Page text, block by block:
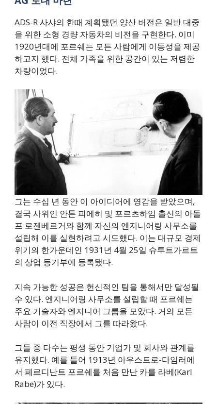
ADS-R 사샤의 한때 계획됐던 양산 버전은 일반 대중
을 위한 소형 경량 자동차의 비전을 구현한다. 이미
1920년대에 포르쉐는 모든 사람에게 이동성을 제공
하고자 했다. 전체 가족을 위한 공간이 있는 저렴한
차량이었다.
그는 수십 년 동안 이 아이디어에 영감을 받았으며,
결국 사위인 안톤 피에히 및 포르츠하임 출신의 아돌
프 로젠베르거와 함께 자신의 엔지니어링 사무소를
설립해 이를 실현하려고 시도했다. 이는 대규모 경제
위기의 한가운데인 1931년 4월 25일 슈투트가르트
의 상업 등기부에 등록됐다.
지속 가능한 성공은 헌신적인 팀을 통해서만 달성될
수 있다. 엔지니어링 사무소를 설립할 때 포르쉐는
주요 기술자와 엔지니어 그룹을 모았다. 거의 모든
사람이 이전 직장에서 그를 따라왔다.
그들 중 다수는 평생 동안 기업가 및 회사와 관계를
유지했다. 예를 들어 1913년 아우스트로-다임러에
서 페르디난트 포르쉐를 처음 만난 카를 라베(Karl
Rabe)가 있다.